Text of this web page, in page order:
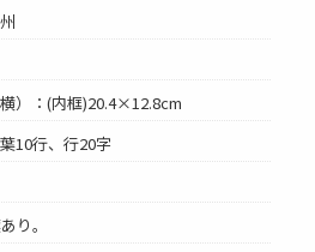
）：(内框)20.4×12.8cm
10行、行20字
り。